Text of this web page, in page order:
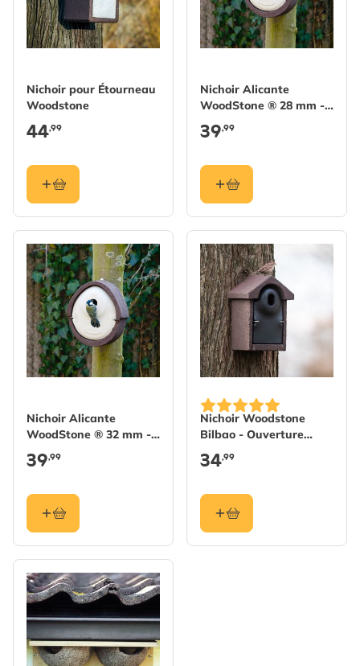
Nichoir pour Étourneau
Woodstone
44,99
Nichoir Alicante
WoodStone ® 28 mm -
Brun
39,99
Nichoir Alicante
WoodStone ® 32 mm -
Brun
39,99
Nichoir Woodstone
Bilbao - Ouverture
ovale
34,99